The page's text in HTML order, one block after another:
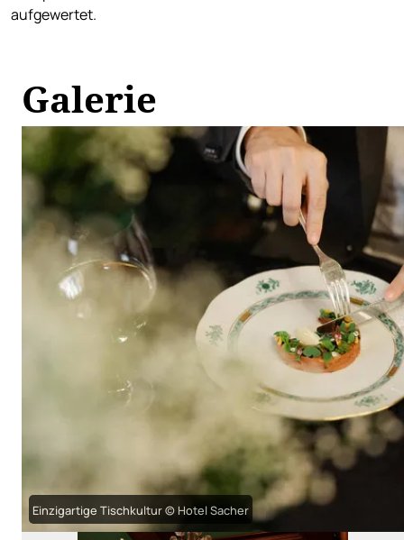
aufgewertet.
Galerie
Einzigartige Tischkultur © Hotel Sacher